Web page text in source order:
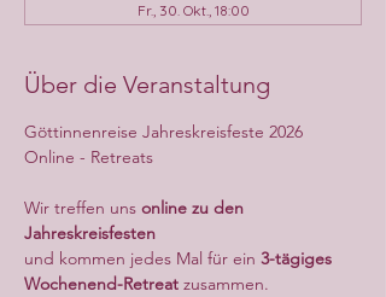
Fr., 30. Okt., 18:00
Über die Veranstaltung
Göttinnenreise Jahreskreisfeste 2026
Online - Retreats
Wir treffen uns online zu den
Jahreskreisfesten
und kommen jedes Mal für ein 3-tägiges
Wochenend-Retreat zusammen.